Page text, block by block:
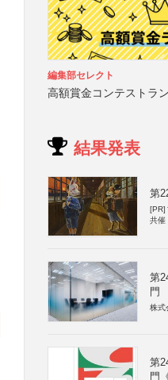
編集部セレクト
高額賞金コンテストラ
結果発表
第
[PR]
共催
第
門
株式
第
門